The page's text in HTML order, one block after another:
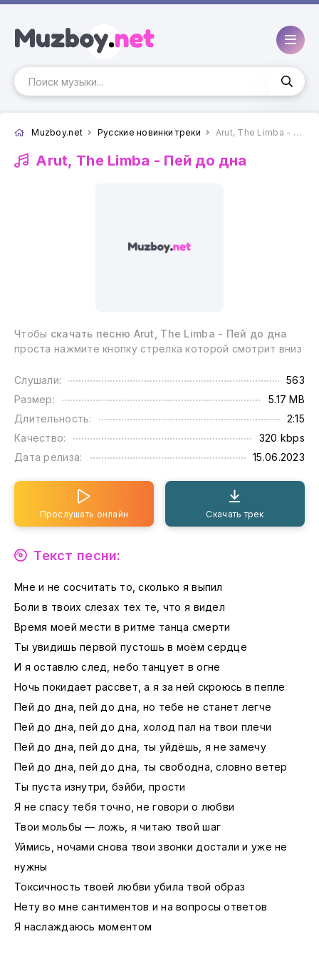
Muzboy.net Русские новинки треки Arut, The Limba - Пей до дна
Arut, The Limba - Пей до дна
Чтобы скачать песню Arut, The Limba - Пей до дна
проста нажмите кнопку стрелка которой смотрит вниз
Слушали:
563
Размер:
5.17 MB
Длительность:
2:15
Качество:
320 kbps
Дата релиза:
15.06.2023
Прослушать онлайн Скачать трек
Текст песни:
Мне и не сосчитать то, сколько я выпил
Боли в твоих слезах тех те, что я видел
Время моей мести в ритме танца смерти
Ты увидишь первой пустошь в моём сердце
И я оставлю след, небо танцует в огне
Ночь покидает рассвет, а я за ней скроюсь в пепле
Пей до дна, пей до дна, но тебе не станет легче
Пей до дна, пей до дна, холод пал на твои плечи
Пей до дна, пей до дна, ты уйдёшь, я не замечу
Пей до дна, пей до дна, ты свободна, словно ветер
Ты пуста изнутри, бэйби, прости
Я не спасу тебя точно, не говори о любви
Твои мольбы — ложь, я читаю твой шаг
Уймись, ночами снова твои звонки достали и уже не
нужны
Токсичность твоей любви убила твой образ
Нету во мне сантиментов и на вопросы ответов
Я наслаждаюсь моментом